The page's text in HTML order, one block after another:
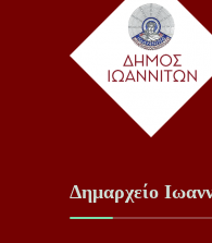
Δημαρχείο